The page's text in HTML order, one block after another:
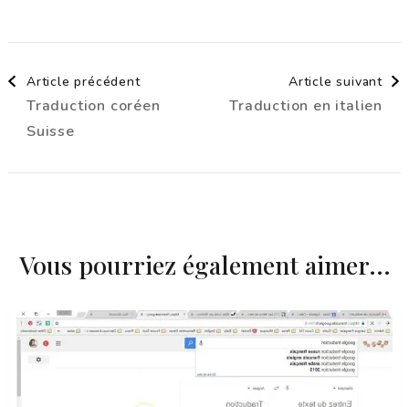
Navigation
d'article
Article précédent
Traduction coréen
Suisse
Article suivant
Traduction en italien
Vous pourriez également aimer...